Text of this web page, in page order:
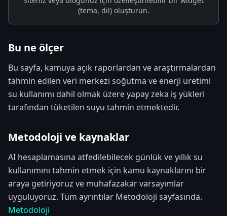
(tema, dil) oluşturun.
Bu ne ölçer
Bu sayfa, kamuya açık raporlardan ve araştırmalardan
tahmin edilen veri merkezi soğutma ve enerji üretimi
su kullanımı dahil olmak üzere yapay zeka iş yükleri
tarafından tüketilen suyu tahmin etmektedir.
Metodoloji ve kaynaklar
AI hesaplamasına atfedilebilecek günlük ve yıllık su
kullanımını tahmin etmek için kamu kaynaklarını bir
araya getiriyoruz ve muhafazakar varsayımlar
uyguluyoruz. Tüm ayrıntılar Metodoloji sayfasında.
Metodoloji